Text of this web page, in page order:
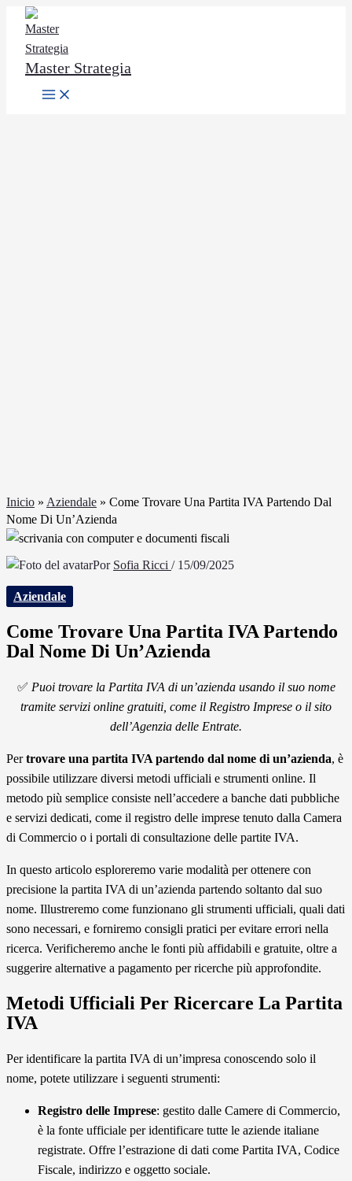
contenido
Master Strategia
Inicio » Aziendale » Come Trovare Una Partita IVA Partendo Dal
Nome Di Un’Azienda
Por Sofia Ricci / 15/09/2025
Aziendale
Come Trovare Una Partita IVA Partendo
Dal Nome Di Un’Azienda
✅ Puoi trovare la Partita IVA di un’azienda usando il suo nome
tramite servizi online gratuiti, come il Registro Imprese o il sito
dell’Agenzia delle Entrate.
Pertrovare una partita IVA partendo dal nome di un’azienda, è
possibile utilizzare diversi metodi ufficiali e strumenti online. Il
metodo più semplice consiste nell’accedere a banche dati pubbliche
e servizi dedicati, come il registro delle imprese tenuto dalla Camera
di Commercio o i portali di consultazione delle partite IVA.
In questo articolo esploreremo varie modalità per ottenere con
precisione la partita IVA di un’azienda partendo soltanto dal suo
nome. Illustreremo come funzionano gli strumenti ufficiali, quali dati
sono necessari, e forniremo consigli pratici per evitare errori nella
ricerca. Verificheremo anche le fonti più affidabili e gratuite, oltre a
suggerire alternative a pagamento per ricerche più approfondite.
Metodi Ufficiali Per Ricercare La Partita
IVA
Per identificare la partita IVA di un’impresa conoscendo solo il
nome, potete utilizzare i seguenti strumenti:
Registro delle Imprese: gestito dalle Camere di Commercio,
è la fonte ufficiale per identificare tutte le aziende italiane
registrate. Offre l’estrazione di dati come Partita IVA, Codice
Fiscale, indirizzo e oggetto sociale.